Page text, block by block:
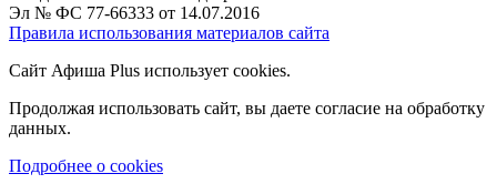
Эл № ФС 77-66333 от 14.07.2016
Правила использования материалов сайта
Сайт Афиша Plus использует cookies.
Продолжая использовать сайт, вы даете согласие на обработку
данных.
Подробнее о cookies